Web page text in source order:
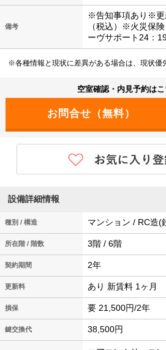
備考
※告知事項あり※更
（税込）※火災保
ーヴサポート24：
※各種情報と現状に差異がある場合は、現状優
空室確認・内見予約は
設備詳細情報
種別 / 構造 マンション / RC造(
所在階 / 階数 3階 / 6階
契約期間 2年
更新料 あり 新賃料 1ヶ月
損保 要 21,500円/2年
鍵交換代 38,500円